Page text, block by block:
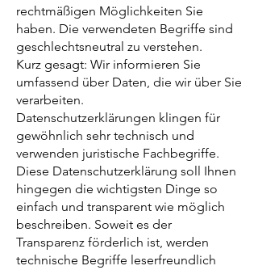
rechtmäßigen Möglichkeiten Sie
haben. Die verwendeten Begriffe sind
geschlechtsneutral zu verstehen.
Kurz gesagt: Wir informieren Sie
umfassend über Daten, die wir über Sie
verarbeiten.
Datenschutzerklärungen klingen für
gewöhnlich sehr technisch und
verwenden juristische Fachbegriffe.
Diese Datenschutzerklärung soll Ihnen
hingegen die wichtigsten Dinge so
einfach und transparent wie möglich
beschreiben. Soweit es der
Transparenz förderlich ist, werden
technische Begriffe leserfreundlich